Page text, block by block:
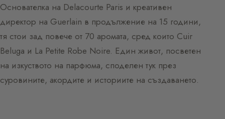
Основателка на Delacourte Paris и креативен
директор на Guerlain в продължение на 15 години,
тя стои зад повече от 70 аромата, сред които Cuir
Beluga и La Petite Robe Noire. Един живот, посветен
на изкуството на парфюма, споделен тук през
суровините, акордите и историите на създаването.